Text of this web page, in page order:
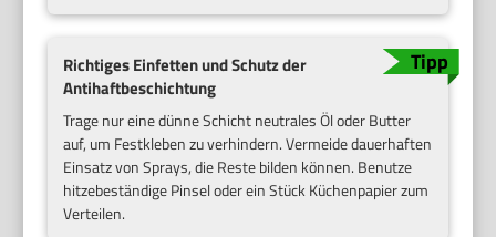
Richtiges Einfetten und Schutz der
Antihaftbeschichtung
Trage nur eine dünne Schicht neutrales Öl oder Butter
auf, um Festkleben zu verhindern. Vermeide dauerhaften
Einsatz von Sprays, die Reste bilden können. Benutze
hitzebeständige Pinsel oder ein Stück Küchenpapier zum
Verteilen.